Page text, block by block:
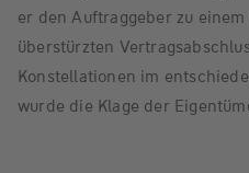
er den Auftraggeber zu
überstürzten
Konstellationen im
wurde die Klage der